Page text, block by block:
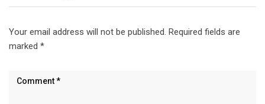
Your email address will not be published. Required fields are
marked *